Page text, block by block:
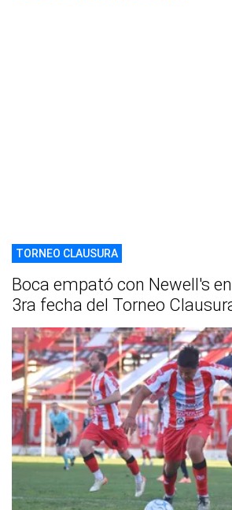
TORNEO CLAUSURA
Boca empató con Newell's
3ra fecha del Torneo